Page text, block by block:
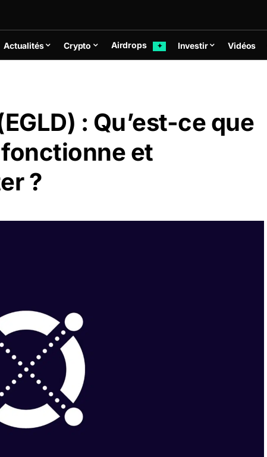
Actualités Crypto Airdrops ✦ Investir Vidéos
: Qu’est-ce que
et
?